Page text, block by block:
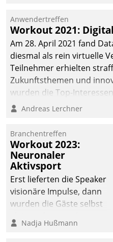
Cloud-Strategien und -
Lösungen mit hohem
Zukunftspotenzial.
Anwendertreffen
Workout 2021:
Am 28. April 2021 fand
diesmal als rein virtuelle
Teilnehmer erhielten
Zukunftsthemen und
wurden die Top-
Andreas Lerchner
Branchentreffen
Workout 2023:
Neuronaler
Aktivsport
Erst lieferten die Speaker
visionäre Impulse, dann
wurden die Gäste selbst
methodisch
Nadja Hußmann